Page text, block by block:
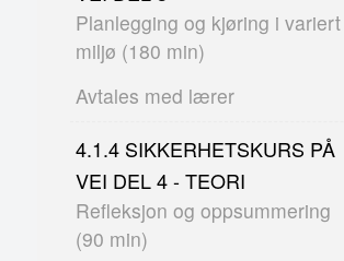
Planlegging og kjøring i variert
miljø (180 min)
Avtales med lærer
4.1.4 SIKKERHETSKURS PÅ
VEI DEL 4 - TEORI
Refleksjon og oppsummering
(90 min)